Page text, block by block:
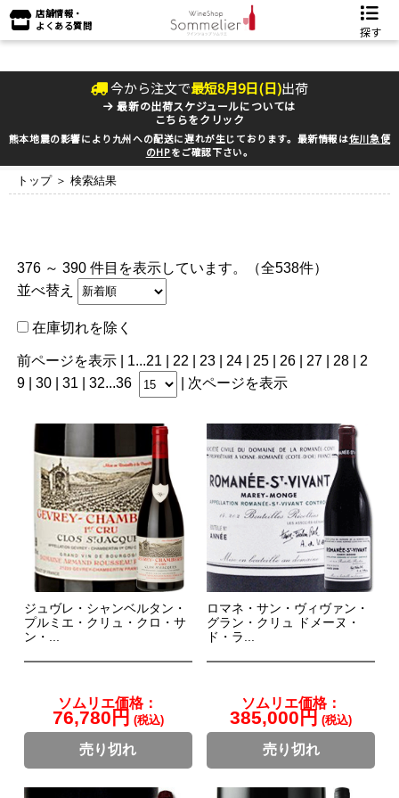
店舗情報・
よくある質問
探す
今から注文で最短8月9日(日)出荷
最新の出荷スケジュールについては
こちらをクリック
熊本地震の影響により九州への配送に遅れが生じております。最新情報は佐川急便
のHPをご確認下さい。
トップ ＞ 検索結果
376 ～ 390 件目を表示しています。（全538件）
並べ替え
在庫切れを除く
前ページを表示| 1...21| 22| 23| 24| 25| 26 | 27 28| 2
9| 30| 31| 32...36 次ページを表示
ジュヴレ・シャンベルタン・
プルミエ・クリュ・クロ・サ
ン・...
ソムリエ価格：
76,780円 (税込)
売り切れ
ロマネ・サン・ヴィヴァン・
グラン・クリュ ドメーヌ・
ド・ラ...
ソムリエ価格：
385,000円 (税込)
売り切れ